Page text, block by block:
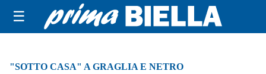
☰
"SOTTO CASA" A GRAGLIA E NETRO